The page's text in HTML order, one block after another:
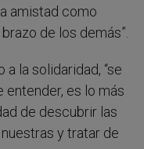
amistad como
de los demás”.
la solidaridad, “se
entender, es lo más
de descubrir las
y tratar de